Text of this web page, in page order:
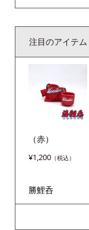
注目のアイテム
（赤）
¥1,200
勝鯉呑